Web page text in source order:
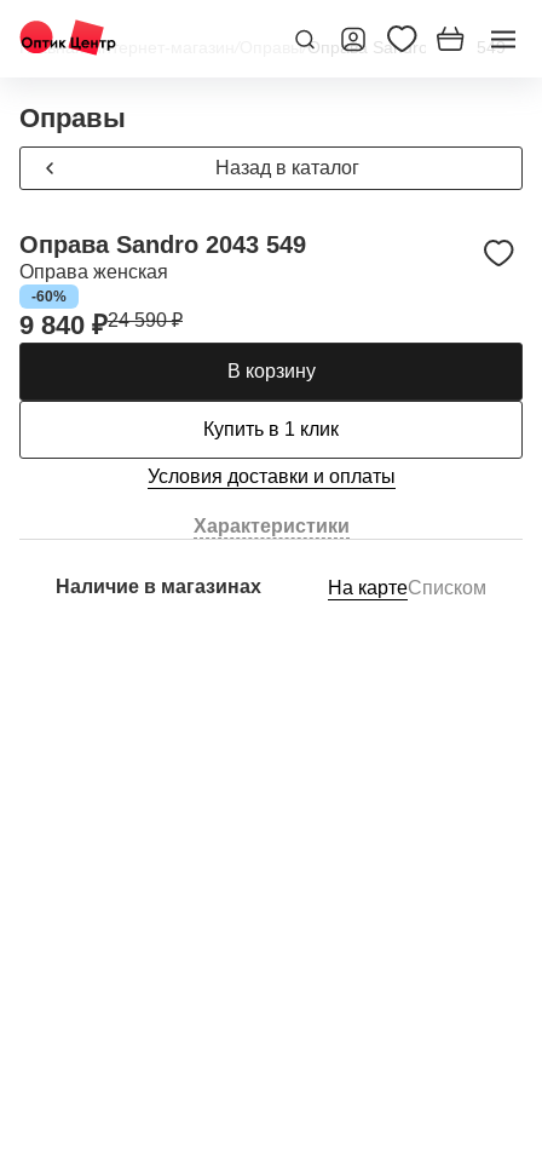
Главная/Интернет-магазин Оправы/Оправа Sandro 2043 549
Оправы
Назад в каталог
Оправа Sandro 2043 549
Оправа женская
-60%
9 840 ₽24 590 ₽
В корзину
Купить в 1 клик
Условия доставки и оплаты
Характеристики
Наличие в магазинах На картеСписком